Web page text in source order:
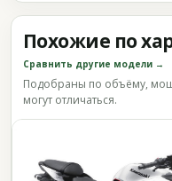
Похожие по
Сравнить другие модели →
Подобраны по объёму,
могут отличаться.